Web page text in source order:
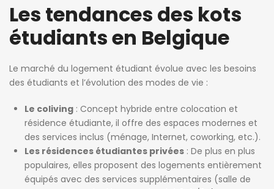
Les tendances des kots
étudiants en Belgique
Le marché du logement étudiant évolue avec les besoins
des étudiants et l’évolution des modes de vie :
Le coliving : Concept hybride entre colocation et
résidence étudiante, il offre des espaces modernes et
des services inclus (ménage, Internet, coworking, etc.).
Les résidences étudiantes privées : De plus en plus
populaires, elles proposent des logements entièrement
équipés avec des services supplémentaires (salle de